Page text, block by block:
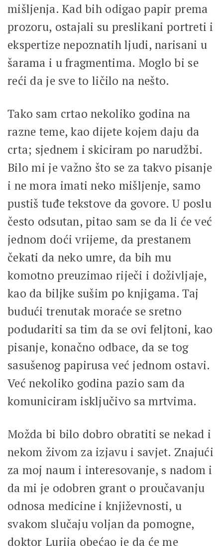
mišljenja. Kad bih odigao papir prema
prozoru, ostajali su preslikani portreti i
ekspertize nepoznatih ljudi, narisani u
šarama i u fragmentima. Moglo bi se
reći da je sve to ličilo na nešto.
Tako sam crtao nekoliko godina na
razne teme, kao dijete kojem daju da
crta; sjednem i skiciram po narudžbi.
Bilo mi je važno što se za takvo pisanje
i ne mora imati neko mišljenje, samo
pustiš tuđe tekstove da govore. U poslu
često odsutan, pitao sam se da li će već
jednom doći vrijeme, da prestanem
čekati da neko umre, da bih mu
komotno preuzimao riječi i doživljaje,
kao da biljke sušim po knjigama. Taj
budući trenutak moraće se sretno
podudariti sa tim da se ovi feljtoni, kao
pisanje, konačno odbace, da se tog
sasušenog papirusa već jednom ostavi.
Već nekoliko godina pazio sam da
komuniciram isključivo sa mrtvima.
Možda bi bilo dobro obratiti se nekad i
nekom živom za izjavu i savjet. Znajući
za moj naum i interesovanje, s nadom i
da mi je odobren grant o proučavanju
odnosa medicine i književnosti, u
svakom slučaju voljan da pomogne,
doktor Lurija obećao je da će me